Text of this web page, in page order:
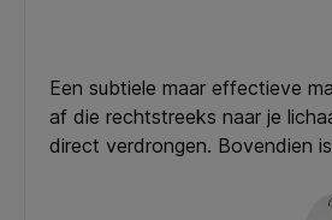
Een subtiele maar effectieve
af die rechtstreeks naar je
direct verdrongen. Bovendien